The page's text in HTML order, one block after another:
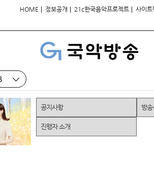
HOME | 정보공개 | 21c한국음악프로젝트 | 사이트
공지사항 방
진행자 소개